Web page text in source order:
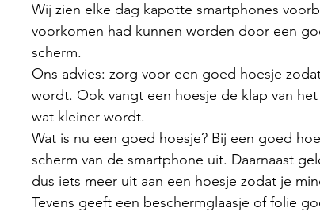
Wij zien elke dag kapotte smartphones
voorkomen had kunnen worden door een
scherm.
Ons advies: zorg voor een goed hoesje
wordt. Ook vangt een hoesje de klap van
wat kleiner wordt.
Wat is nu een goed hoesje? Bij een goed
scherm van de smartphone uit. Daarnaast
dus iets meer uit aan een hoesje zodat je
Tevens geeft een beschermglaasje of folie